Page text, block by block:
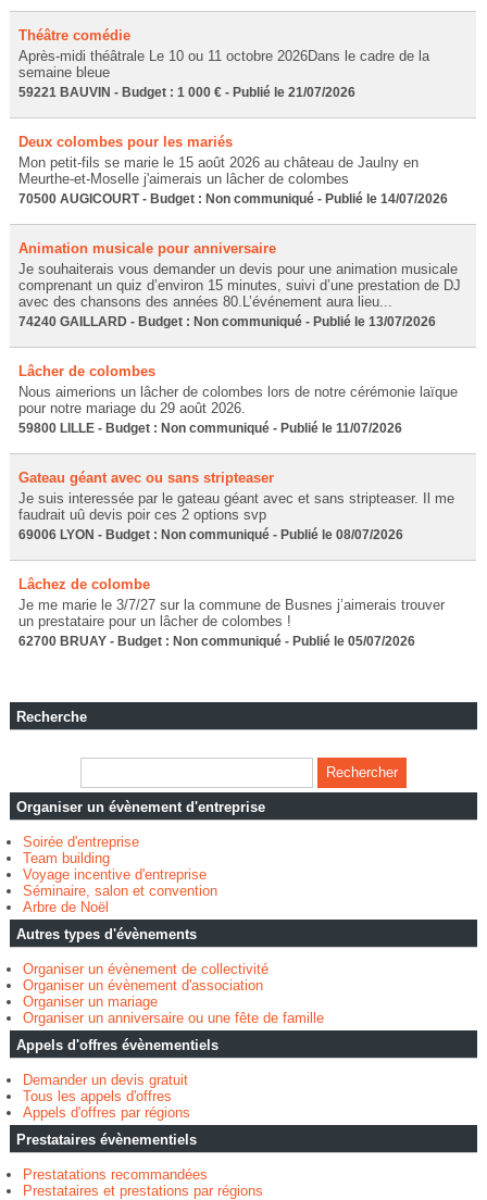
Théâtre comédie
Après-midi théâtrale Le 10 ou 11 octobre 2026Dans le cadre de la
semaine bleue
59221 BAUVIN - Budget : 1 000 € - Publié le 21/07/2026
Deux colombes pour les mariés
Mon petit-fils se marie le 15 août 2026 au château de Jaulny en
Meurthe-et-Moselle j'aimerais un lâcher de colombes
70500 AUGICOURT - Budget : Non communiqué - Publié le 14/07/2026
Animation musicale pour anniversaire
Je souhaiterais vous demander un devis pour une animation musicale
comprenant un quiz d’environ 15 minutes, suivi d’une prestation de DJ
avec des chansons des années 80.L’événement aura lieu...
74240 GAILLARD - Budget : Non communiqué - Publié le 13/07/2026
Lâcher de colombes
Nous aimerions un lâcher de colombes lors de notre cérémonie laïque
pour notre mariage du 29 août 2026.
59800 LILLE - Budget : Non communiqué - Publié le 11/07/2026
Gateau géant avec ou sans stripteaser
Je suis interessée par le gateau géant avec et sans stripteaser. Il me
faudrait uû devis poir ces 2 options svp
69006 LYON - Budget : Non communiqué - Publié le 08/07/2026
Lâchez de colombe
Je me marie le 3/7/27 sur la commune de Busnes j’aimerais trouver
un prestataire pour un lâcher de colombes !
62700 BRUAY - Budget : Non communiqué - Publié le 05/07/2026
Recherche
Organiser un évènement d'entreprise
Soirée d'entreprise
Team building
Voyage incentive d'entreprise
Séminaire, salon et convention
Arbre de Noël
Autres types d'évènements
Organiser un évènement de collectivité
Organiser un évènement d'association
Organiser un mariage
Organiser un anniversaire ou une fête de famille
Appels d'offres évènementiels
Demander un devis gratuit
Tous les appels d'offres
Appels d'offres par régions
Prestataires évènementiels
Prestatations recommandées
Prestataires et prestations par régions